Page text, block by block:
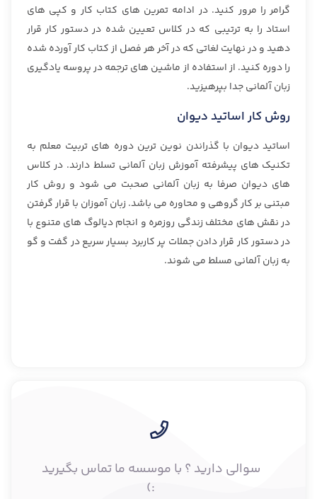
گرامر را مرور کنید. در ادامه تمرین های کتاب کار و کپی های
استاد را به ترتیبی که در کلاس تعیین شده در دستور کار قرار
دهید و در نهایت لغاتی که در آخر هر فصل از کتاب کار آورده شده
را دوره کنید. از استفاده از ماشین های ترجمه در پروسه یادگیری
زبان آلمانی جدا بپرهیزید.
روش کار اساتید دیوان
اساتید دیوان با گذراندن نوین ترین دوره های تربیت معلم به
تکنیک های پیشرفته آموزش زبان آلمانی تسلط دارند. در کلاس
های دیوان صرفا به زبان آلمانی صحبت می شود و روش کار
مبتنی بر کار گروهی و محاوره می باشد. زبان آموزان با قرار گرفتن
در نقش های مختلف زندگی روزمره و انجام دیالوگ های متنوع با
در دستور کار قرار دادن جملات پر کاربرد بسیار سریع در گفت و گو
به زبان آلمانی مسلط می شوند.
سوالی دارید ؟ با موسسه ما تماس بگیرید
:)